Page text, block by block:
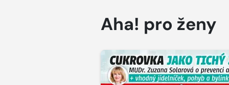
Aha! pro ženy